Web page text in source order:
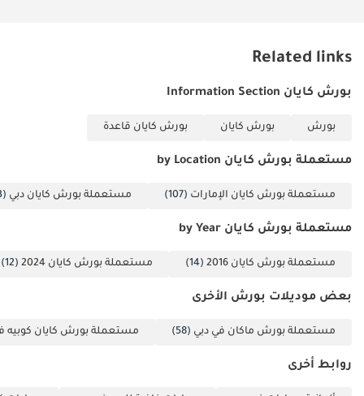
• سقف بانورامي
الحركة
• الإضاءة الداخلية
• لوحة القيادة
• فرامل ركن السيارة
الإلكترونية (EPB)
DD ID: 71191-BACYY
Related links
بورش كايان Information Section
بورش بورش كايان بورش كايان قاعدة
مستعملة بورش كايان by Location
مستعملة بورش كايان الإمارات (107) مستعملة بورش كايان دبي (103)
مستعملة بورش كايان by Year
مستعملة بورش كايان 2016 (14) مستعملة بورش كايان 2024 (12)
بعض موديلات بورش الأخرى
مستعملة بورش ماكان في دبي (58) مستعملة بورش كايان كوبيه
روابط أخرى
بمواصفات دول مجلس التعاون الخليجي، بلونه الأبيض الجذاب، خيارًا مثاليًا.
فهو مُهيأ تمامًا للبيئة المحلية، ويُقدّم مستوىً عالياً من الهندسة يضمن
بقاءه من أفضل الأصول لسنوات طويلة.
تم إنشاء هذه الإحصاءات بواسطة الذكاء الاصطناعي اعتماداً على بيانات